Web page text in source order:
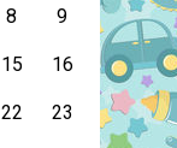
8 9
15 16
22 23